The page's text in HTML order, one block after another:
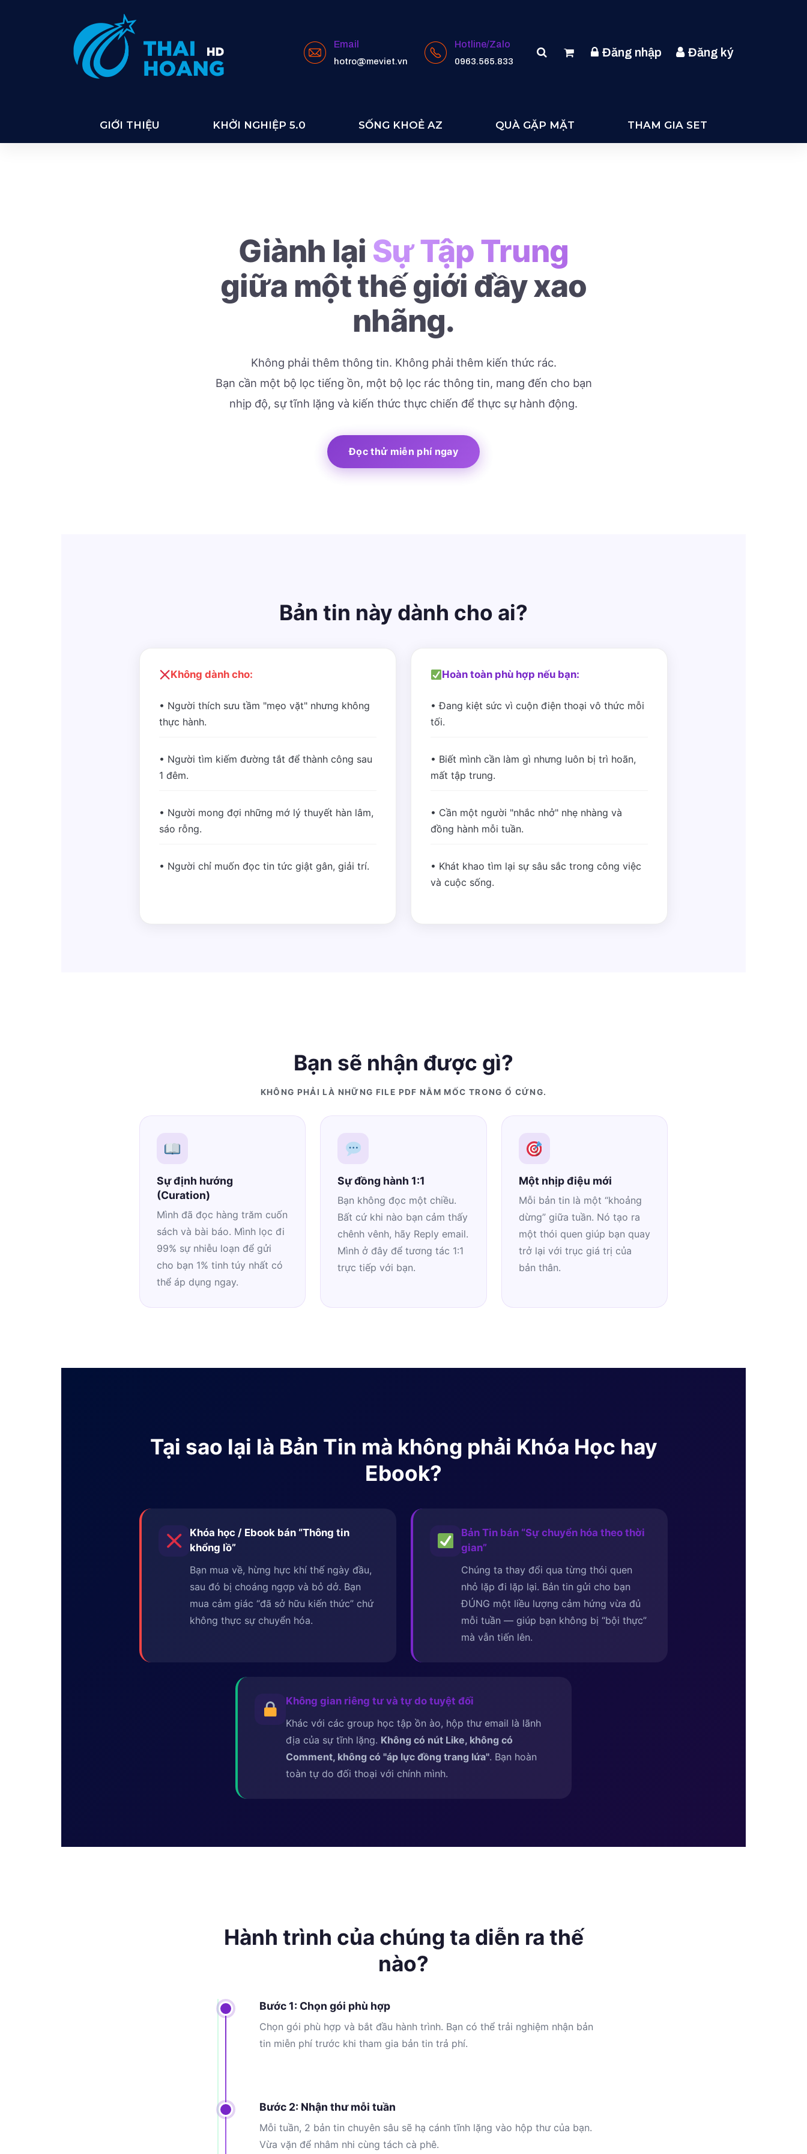
Email
hotro@meviet.vn
Hotline/Zalo
0963.565.833
Đăng nhập Đăng ký
GIỚI THIỆU KHỞI NGHIỆP 5.0 SỐNG KHOẺ AZ QUÀ GẶP MẶT THAM GIA SET
Giành lại Sự Tập Trung
giữa một thế giới đầy xao
nhãng.
Không phải thêm thông tin. Không phải thêm kiến thức rác.
Bạn cần một bộ lọc tiếng ồn, một bộ lọc rác thông tin, mang đến cho bạn
nhịp độ, sự tĩnh lặng và kiến thức thực chiến để thực sự hành động.
Đọc thử miễn phí ngay
Bản tin này dành cho ai?
Không dành cho:
• Người thích sưu tầm "mẹo vặt" nhưng không
thực hành.
• Người tìm kiếm đường tắt để thành công sau
1 đêm.
• Người mong đợi những mớ lý thuyết hàn lâm,
sáo rỗng.
• Người chỉ muốn đọc tin tức giật gân, giải trí.
Hoàn toàn phù hợp nếu bạn:
• Đang kiệt sức vì cuộn điện thoại vô thức mỗi
tối.
• Biết mình cần làm gì nhưng luôn bị trì hoãn,
mất tập trung.
• Cần một người "nhắc nhở" nhẹ nhàng và
đồng hành mỗi tuần.
• Khát khao tìm lại sự sâu sắc trong công việc
và cuộc sống.
Bạn sẽ nhận được gì?
KHÔNG PHẢI LÀ NHỮNG FILE PDF NẰM MỐC TRONG Ổ CỨNG.
Sự định hướng
(Curation)
Mình đã đọc hàng trăm cuốn
sách và bài báo. Mình lọc đi
99% sự nhiễu loạn để gửi
cho bạn 1% tinh túy nhất có
thể áp dụng ngay.
Sự đồng hành 1:1
Bạn không đọc một chiều.
Bất cứ khi nào bạn cảm thấy
chênh vênh, hãy Reply email.
Mình ở đây để tương tác 1:1
trực tiếp với bạn.
Một nhịp điệu mới
Mỗi bản tin là một “khoảng
dừng” giữa tuần. Nó tạo ra
một thói quen giúp bạn quay
trở lại với trục giá trị của
bản thân.
Tại sao lại là Bản Tin mà không phải Khóa Học hay
Ebook?
Khóa học / Ebook bán “Thông tin
khổng lồ”
Bạn mua về, hừng hực khí thế ngày đầu,
sau đó bị choáng ngợp và bỏ dở. Bạn
mua cảm giác “đã sở hữu kiến thức” chứ
không thực sự chuyển hóa.
Bản Tin bán “Sự chuyển hóa theo thời
gian”
Chúng ta thay đổi qua từng thói quen
nhỏ lặp đi lặp lại. Bản tin gửi cho bạn
ĐÚNG một liều lượng cảm hứng vừa đủ
mỗi tuần — giúp bạn không bị “bội thực”
mà vẫn tiến lên.
Không gian riêng tư và tự do tuyệt đối
Khác với các group học tập ồn ào, hộp thư email là lãnh
địa của sự tĩnh lặng. Không có nút Like, không có
Comment, không có ''áp lực đồng trang lứa''. Bạn hoàn
toàn tự do đối thoại với chính mình.
Hành trình của chúng ta diễn ra thế
nào?
Bước 1: Chọn gói phù hợp
Chọn gói phù hợp và bắt đầu hành trình. Bạn có thể trải nghiệm nhận bản
tin miễn phí trước khi tham gia bản tin trả phí.
Bước 2: Nhận thư mỗi tuần
Mỗi tuần, 2 bản tin chuyên sâu sẽ hạ cánh tĩnh lặng vào hộp thư của bạn.
Vừa vặn để nhâm nhi cùng tách cà phê.